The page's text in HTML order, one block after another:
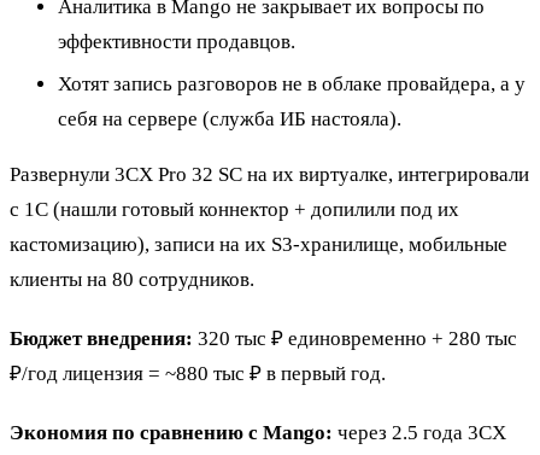
Аналитика в Mango не закрывает их вопросы по
эффективности продавцов.
Хотят запись разговоров не в облаке провайдера, а у
себя на сервере (служба ИБ настояла).
Развернули 3CX Pro 32 SC на их виртуалке, интегрировали
с 1С (нашли готовый коннектор + допилили под их
кастомизацию), записи на их S3-хранилище, мобильные
клиенты на 80 сотрудников.
Бюджет внедрения: 320 тыс ₽ единовременно + 280 тыс
₽/год лицензия = ~880 тыс ₽ в первый год.
Экономия по сравнению с Mango: через 2.5 года 3CX